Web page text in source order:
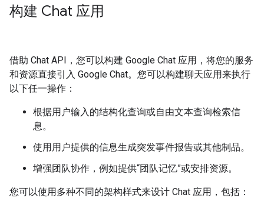
构建 Chat 应用
借助 Chat API，您可以构建 Google Chat 应用，将您的服务
和资源直接引入 Google Chat。您可以构建聊天应用来执行
以下任一操作：
根据用户输入的结构化查询或自由文本查询检索信
息。
使用用户提供的信息生成突发事件报告或其他制品。
增强团队协作，例如提供“团队记忆”或安排资源。
您可以使用多种不同的架构样式来设计 Chat 应用，包括：